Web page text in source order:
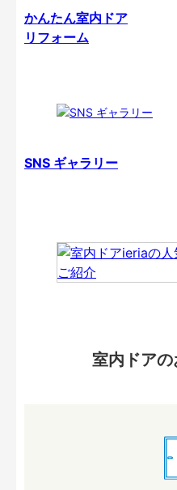
かんたん室内ドア
リフォーム
SNS ギャラリー
室内ドア